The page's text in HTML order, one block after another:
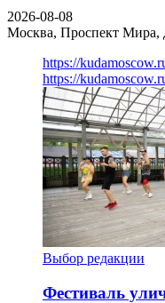
2026-08-08
Москва, Проспект Мира,
https://
https://
Выбор редакции
Фестиваль